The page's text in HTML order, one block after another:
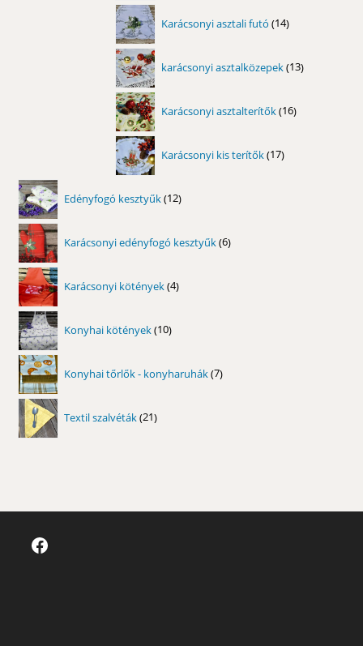
Karácsonyi asztali futó 14
termék
karácsonyi asztalközepek 13
termék
Karácsonyi asztalterítők 16
termék
Karácsonyi kis terítők 17
termék
Edényfogó kesztyűk 12
termék
Karácsonyi edényfogó kesztyűk 6
termék
Karácsonyi kötények 4
termék
Konyhai kötények 10
termék
Konyhai tőrlők - konyharuhák 7
termék
Textil szalvéták 21
termék
Facebook